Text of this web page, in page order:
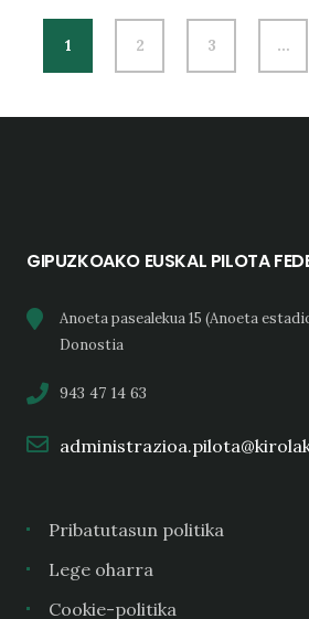
1 2 3 …
GIPUZKOAKO EUSKAL PILOTA
Anoeta pasealekua 15 (Anoeta
Donostia
943 47 14 63
Pribatutasun politika
Lege oharra
Cookie-politika